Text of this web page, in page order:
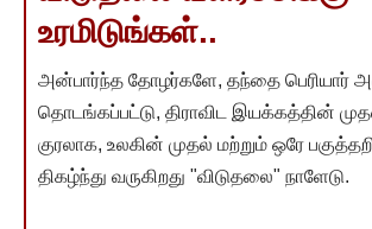
உரமிடுங்கள்..
அன்பார்ந்த தோழர்களே, தந்தை பெரியார்
தொடங்கப்பட்டு, திராவிட இயக்கத்தின்
குரலாக, உலகின் முதல் மற்றும் ஒரே
திகழ்ந்து வருகிறது "விடுதலை" நாளேடு.